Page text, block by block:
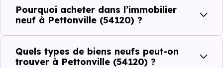
commerces, 0 professions médicales et 0 établissements
scolaires. Des équipements du quotidien qui constituent
autant d'arguments concrets pour habiter ou investir
dans la commune.
Pourquoi acheter dans l’immobilier
neuf à Pettonville (54120) ?
Quels types de biens neufs peut-on
trouver à Pettonville (54120) ?